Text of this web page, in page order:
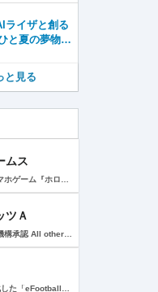
ライザと創る
と夏の夢物
にない新鮮な
と見る
ムス
ツＡ